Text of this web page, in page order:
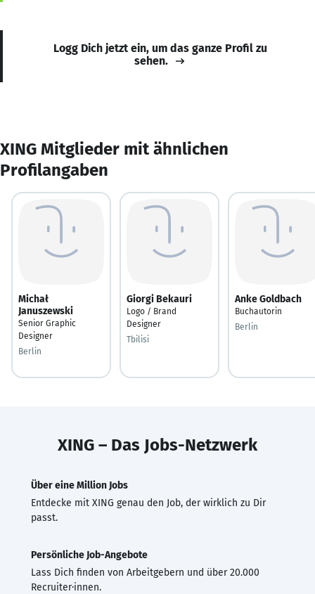
Logg Dich jetzt ein, um das ganze Profil zu
sehen.
XING Mitglieder mit ähnlichen
Profilangaben
Michał
Januszewski
Senior Graphic
Designer
Berlin
Giorgi Bekauri
Logo / Brand
Designer
Tbilisi
Anke Goldbach
Buchautorin
Berlin
XING – Das Jobs-Netzwerk
Über eine Million Jobs
Entdecke mit XING genau den Job, der wirklich zu Dir
passt.
Persönliche Job-Angebote
Lass Dich finden von Arbeitgebern und über 20.000
Recruiter·innen.